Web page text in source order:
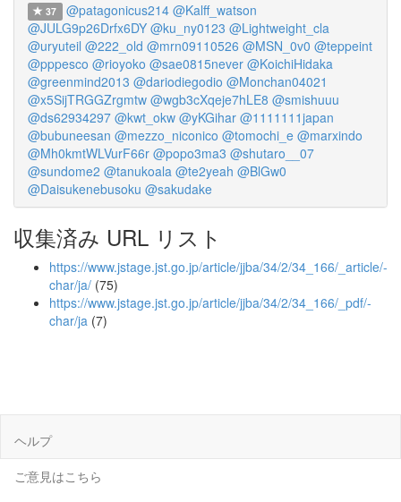
37 @patagonicus214 @Kalff_watson
@JULG9p26Drfx6DY @ku_ny0123 @Lightweight_cla
@uryuteil @222_old @mrn09110526 @MSN_0v0 @teppeint
@pppesco @rioyoko @sae0815never @KoichiHidaka
@greenmind2013 @dariodiegodio @Monchan04021
@x5SijTRGGZrgmtw @wgb3cXqeje7hLE8 @smishuuu
@ds62934297 @kwt_okw @yKGihar @1111111japan
@bubuneesan @mezzo_niconico @tomochi_e @marxindo
@Mh0kmtWLVurF66r @popo3ma3 @shutaro__07
@sundome2 @tanukoala @te2yeah @BlGw0
@Daisukenebusoku @sakudake
収集済み URL リスト
https://www.jstage.jst.go.jp/article/jjba/34/2/34_166/_article/-
char/ja/ (75)
https://www.jstage.jst.go.jp/article/jjba/34/2/34_166/_pdf/-
char/ja (7)
ヘルプ
ご意見はこちら